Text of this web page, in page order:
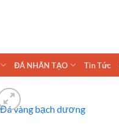
ĐÁ NHÂN TẠO Tin Tức